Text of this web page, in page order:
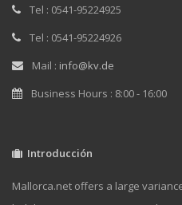
Tel : 0541-95224925
Tel : 0541-95224926
Mail : info@kv.de
Business Hours : 8:00 - 16:00
Introducción
Mallorca.net offers a large